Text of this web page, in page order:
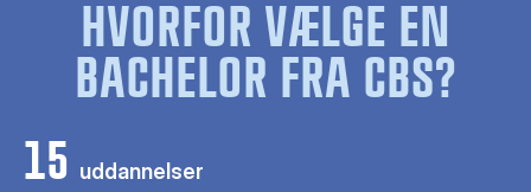
HVORFOR VÆLGE EN
BACHELOR FRA CBS?
15 uddannelser